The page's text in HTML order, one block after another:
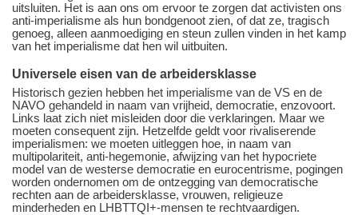
uitsluiten. Het is aan ons om ervoor te zorgen dat activisten ons
anti-imperialisme als hun bondgenoot zien, of dat ze, tragisch
genoeg, alleen aanmoediging en steun zullen vinden in het kamp
van het imperialisme dat hen wil uitbuiten.
Universele eisen van de arbeidersklasse
Historisch gezien hebben het imperialisme van de VS en de
NAVO gehandeld in naam van vrijheid, democratie, enzovoort.
Links laat zich niet misleiden door die verklaringen. Maar we
moeten consequent zijn. Hetzelfde geldt voor rivaliserende
imperialismen: we moeten uitleggen hoe, in naam van
multipolariteit, anti-hegemonie, afwijzing van het hypocriete
model van de westerse democratie en eurocentrisme, pogingen
worden ondernomen om de ontzegging van democratische
rechten aan de arbeidersklasse, vrouwen, religieuze
minderheden en LHBTTQI+-mensen te rechtvaardigen.